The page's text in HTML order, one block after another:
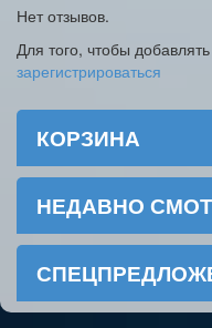
Нет отзывов.
Для того, чтобы
зарегистрироваться
КОРЗИНА
НЕДАВНО